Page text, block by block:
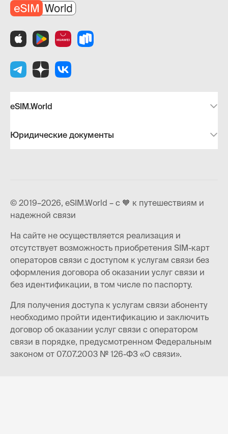
eSIM.World
Юридические документы
© 2019–2026, eSIM.World – с 🧡 к путешествиям и
надежной связи
На сайте не осуществляется реализация и
отсутствует возможность приобретения SIM-карт
операторов связи с доступом к услугам связи без
оформления договора об оказании услуг связи и
без идентификации, в том числе по паспорту.
Для получения доступа к услугам связи абоненту
необходимо пройти идентификацию и заключить
договор об оказании услуг связи с оператором
связи в порядке, предусмотренном Федеральным
законом от 07.07.2003 № 126-ФЗ «О связи».